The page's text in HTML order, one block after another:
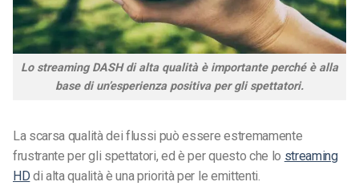
Lo streaming DASH di alta qualità è importante perché è alla
base di un’esperienza positiva per gli spettatori.
La scarsa qualità dei flussi può essere estremamente
frustrante per gli spettatori, ed è per questo che lo streaming
HD di alta qualità è una priorità per le emittenti.